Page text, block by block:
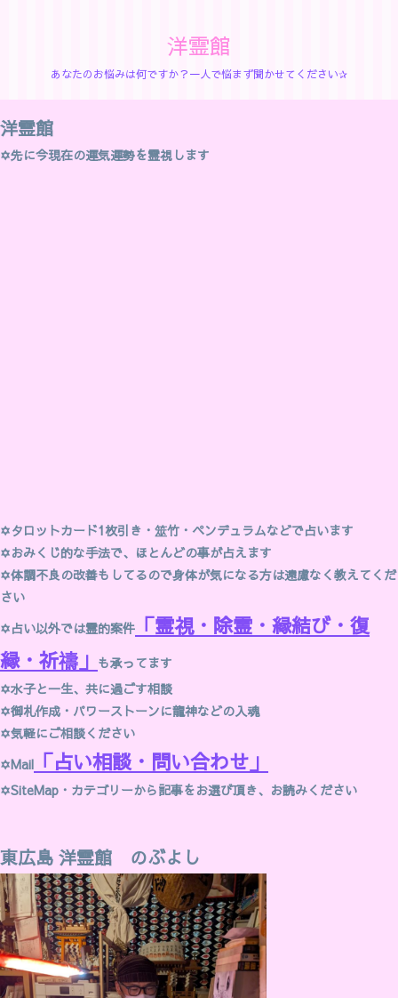
洋霊館
あなたのお悩みは何ですか？一人で悩まず聞かせてください✰
洋霊館
✡先に今現在の運気運勢を霊視します
✡タロットカード1枚引き・筮竹・ペンデュラムなどで占います
✡おみくじ的な手法で、ほとんどの事が占えます
✡体調不良の改善もしてるので身体が気になる方は遠慮なく教えてくだ
さい
✡占い以外では霊的案件 「霊視・除霊・縁結び・復
縁・祈禱」 も承ってます
✡水子と一生、共に過ごす相談
✡御札作成・パワーストーンに龍神などの入魂
✡気軽にご相談ください
✡Mail 「占い相談・問い合わせ」
✡SiteMap・ カテゴリーから記事をお選び頂き、お読みください
東広島 洋霊館 のぶよし